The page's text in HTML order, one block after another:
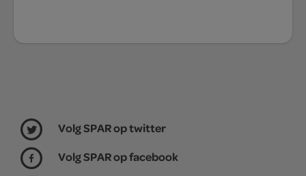
Volg SPAR op twitter
Volg SPAR op facebook